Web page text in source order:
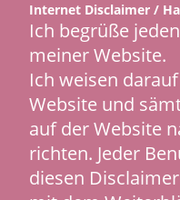
Internet Disclaimer /
Ich begrüße
meiner Website.
Ich weisen
Website und
auf der Website
richten. Jeder
diesen